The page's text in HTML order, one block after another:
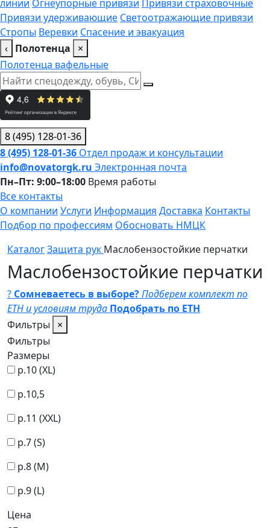
линии Огнеупорные привязи Привязи страховочные
Привязи удерживающие Светоотражающие привязи
Стропы Веревки Спасение и эвакуация
‹ Полотенца
×
Полотенца вафельные
8 (495) 128-01-36
8 (495) 128-01-36 Отдел продаж и консультации
info@novatorgk.ru Электронная почта
Пн–Пт: 9:00–18:00 Время работы
Все контакты
О компании Услуги Информация Доставка Контакты
Подбор по профессиям Обосновать НМЦК
КаталогЗащита рук Маслобензостойкие перчатки
Маслобензостойкие перчатки
? Сомневаетесь в выборе?Подберем комплект по
ЕТН и условиям труда Подобрать по ЕТН
Фильтры
×
Фильтры
Размеры
р.10 (XL)
р.10,5
р.11 (XXL)
р.7 (S)
р.8 (M)
р.9 (L)
Цена